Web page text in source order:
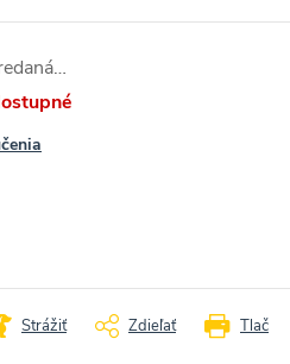
Tlač
Strážiť Zdieľať